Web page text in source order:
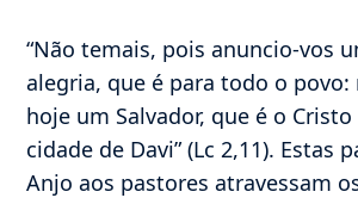
“Não temais, pois anuncio-vos
alegria, que é para todo o povo:
hoje um Salvador, que é o Cristo
cidade de Davi” (Lc 2,11). Estas
Anjo aos pastores atravessam